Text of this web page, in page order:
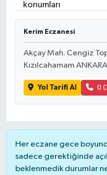
konumları
Kerim Eczanesi
Akçay Mah. Cengiz
Kızılcahamam ANKARA
Yol Tarifi Al 0
Her eczane gece
sadece gerektiğinde
beklenmedik durumlar